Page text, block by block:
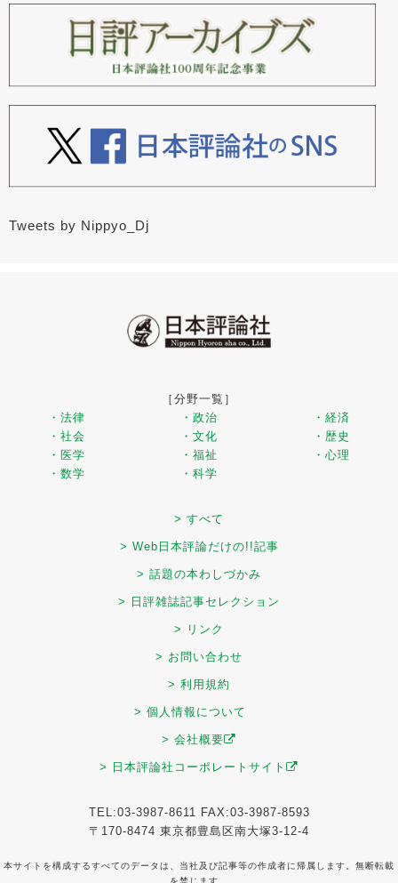
Tweets by Nippyo_Dj
［分野一覧］
・法律
・政治
・経済
・社会
・文化
・歴史
・医学
・福祉
・心理
・数学
・科学
> すべて
> Web日本評論だけの!!記事
> 話題の本わしづかみ
> 日評雑誌記事セレクション
> リンク
> お問い合わせ
> 利用規約
> 個人情報について
> 会社概要
> 日本評論社コーポレートサイト
TEL:03-3987-8611 FAX:03-3987-8593
〒170-8474 東京都豊島区南大塚3-12-4
本サイトを構成するすべてのデータは、当社及び記事等の作成者に帰属します。無断転載
を禁じます。